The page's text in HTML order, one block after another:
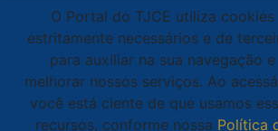
O Portal do TJCE utiliza cookies
estritamente necessários e de
para auxiliar na sua navegação e
melhorar nossos serviços. Ao
você está ciente de que usamos
recursos, conforme nossa Política